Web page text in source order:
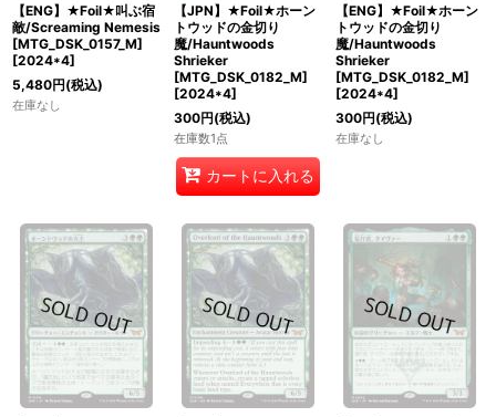
【ENG】★Foil★叫ぶ宿
敵/Screaming Nemesis
[MTG_DSK_0157_M]
[2024*4]
5,480円(税込)
在庫なし
【JPN】★Foil★ホーン
トウッドの金切り
魔/Hauntwoods
Shrieker
[MTG_DSK_0182_M]
[2024*4]
300円(税込)
在庫数1点
カートに入れる
【ENG】★Foil★ホーン
トウッドの金切り
魔/Hauntwoods
Shrieker
[MTG_DSK_0182_M]
[2024*4]
300円(税込)
在庫なし